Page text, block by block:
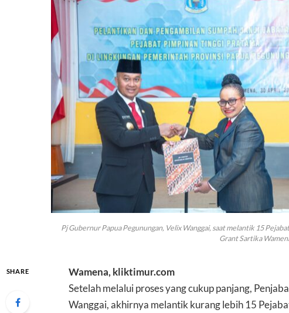
Pj Gubernur Papua Pegunungan, Velix Wanggai, saat melantik 15
Grant Sartika
SHARE
Wamena, kliktimur.com
Setelah melalui proses yang cukup panjang,
Wanggai, akhirnya melantik kurang lebih 15